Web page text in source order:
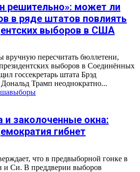
решительно»: может ли
в ряде штатов повлиять
выборов в США
пересчитать бюллетени,
выборов в Соединённых
госсекретарь штата Брэд
Трамп неоднократно...
выборы
и заколоченные окна:
гибнет
что в предвыборной гонке в
Си. В преддверии выборов